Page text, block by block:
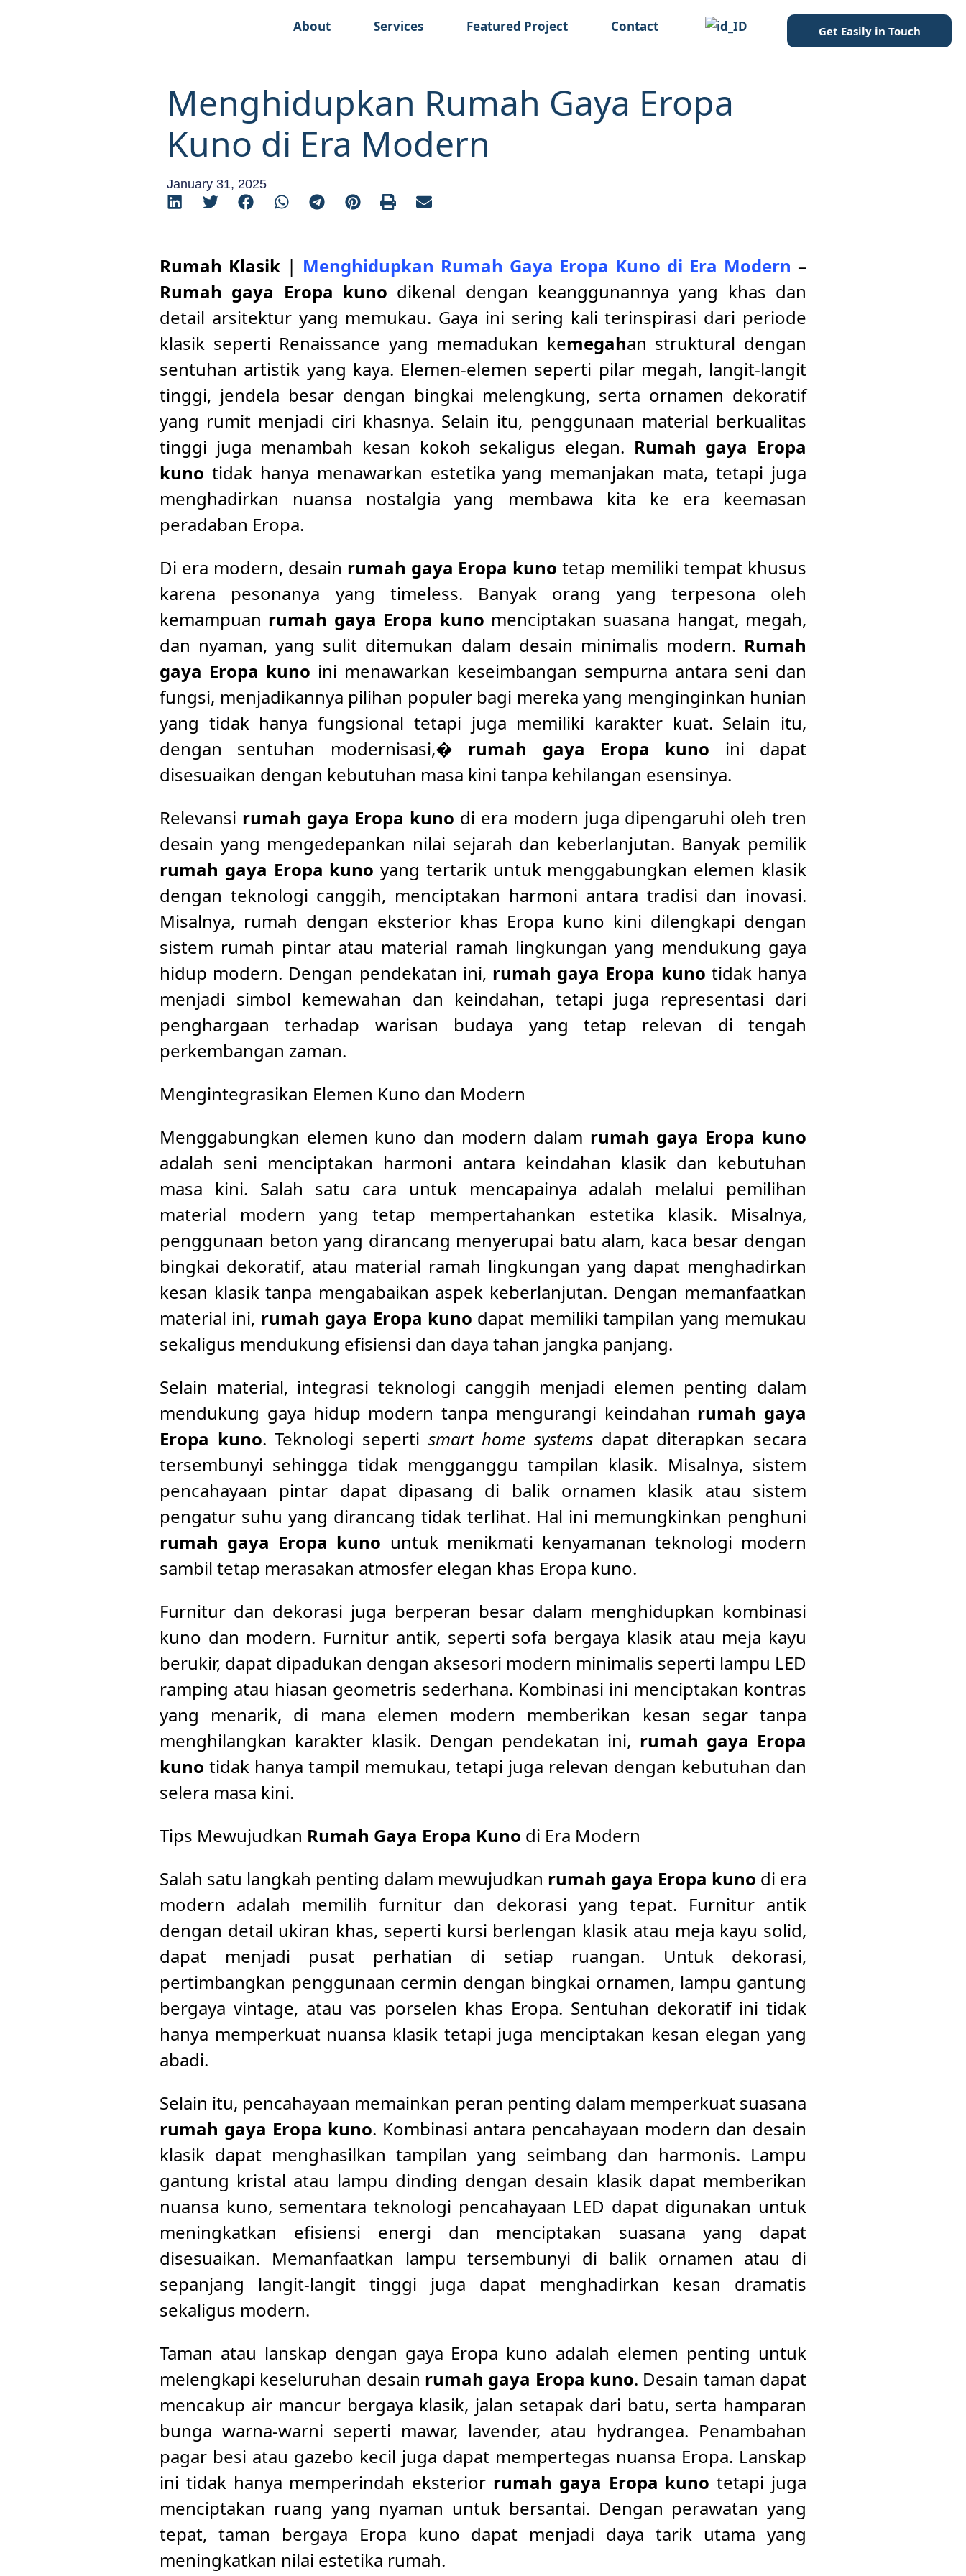
About Services Featured Project Contact Get Easily in Touch
Menghidupkan Rumah Gaya Eropa
Kuno di Era Modern
January 31, 2025
Rumah Klasik | Menghidupkan Rumah Gaya Eropa Kuno di Era Modern –
Rumah gaya Eropa kuno dikenal dengan keanggunannya yang khas dan
detail arsitektur yang memukau. Gaya ini sering kali terinspirasi dari periode
klasik seperti Renaissance yang memadukan kemegahan struktural dengan
sentuhan artistik yang kaya. Elemen-elemen seperti pilar megah, langit-langit
tinggi, jendela besar dengan bingkai melengkung, serta ornamen dekoratif
yang rumit menjadi ciri khasnya. Selain itu, penggunaan material berkualitas
tinggi juga menambah kesan kokoh sekaligus elegan. Rumah gaya Eropa
kuno tidak hanya menawarkan estetika yang memanjakan mata, tetapi juga
menghadirkan nuansa nostalgia yang membawa kita ke era keemasan
peradaban Eropa.
Di era modern, desain rumah gaya Eropa kuno tetap memiliki tempat khusus
karena pesonanya yang timeless. Banyak orang yang terpesona oleh
kemampuan rumah gaya Eropa kuno menciptakan suasana hangat, megah,
dan nyaman, yang sulit ditemukan dalam desain minimalis modern. Rumah
gaya Eropa kuno ini menawarkan keseimbangan sempurna antara seni dan
fungsi, menjadikannya pilihan populer bagi mereka yang menginginkan hunian
yang tidak hanya fungsional tetapi juga memiliki karakter kuat. Selain itu,
dengan sentuhan modernisasi,� rumah gaya Eropa kuno ini dapat
disesuaikan dengan kebutuhan masa kini tanpa kehilangan esensinya.
Relevansi rumah gaya Eropa kuno di era modern juga dipengaruhi oleh tren
desain yang mengedepankan nilai sejarah dan keberlanjutan. Banyak pemilik
rumah gaya Eropa kunoyang tertarik untuk menggabungkan elemen klasik
dengan teknologi canggih, menciptakan harmoni antara tradisi dan inovasi.
Misalnya, rumah dengan eksterior khas Eropa kuno kini dilengkapi dengan
sistem rumah pintar atau material ramah lingkungan yang mendukung gaya
hidup modern. Dengan pendekatan ini, rumah gaya Eropa kuno tidak hanya
menjadi simbol kemewahan dan keindahan, tetapi juga representasi dari
penghargaan terhadap warisan budaya yang tetap relevan di tengah
perkembangan zaman.
Mengintegrasikan Elemen Kuno dan Modern
Menggabungkan elemen kuno dan modern dalam rumah gaya Eropa kuno
adalah seni menciptakan harmoni antara keindahan klasik dan kebutuhan
masa kini. Salah satu cara untuk mencapainya adalah melalui pemilihan
material modern yang tetap mempertahankan estetika klasik. Misalnya,
penggunaan beton yang dirancang menyerupai batu alam, kaca besar dengan
bingkai dekoratif, atau material ramah lingkungan yang dapat menghadirkan
kesan klasik tanpa mengabaikan aspek keberlanjutan. Dengan memanfaatkan
material ini, rumah gaya Eropa kuno dapat memiliki tampilan yang memukau
sekaligus mendukung efisiensi dan daya tahan jangka panjang.
Selain material, integrasi teknologi canggih menjadi elemen penting dalam
mendukung gaya hidup modern tanpa mengurangi keindahan rumah gaya
Eropa kuno. Teknologi seperti smart home systems dapat diterapkan secara
tersembunyi sehingga tidak mengganggu tampilan klasik. Misalnya, sistem
pencahayaan pintar dapat dipasang di balik ornamen klasik atau sistem
pengatur suhu yang dirancang tidak terlihat. Hal ini memungkinkan penghuni
rumah gaya Eropa kuno untuk menikmati kenyamanan teknologi modern
sambil tetap merasakan atmosfer elegan khas Eropa kuno.
Furnitur dan dekorasi juga berperan besar dalam menghidupkan kombinasi
kuno dan modern. Furnitur antik, seperti sofa bergaya klasik atau meja kayu
berukir, dapat dipadukan dengan aksesori modern minimalis seperti lampu LED
ramping atau hiasan geometris sederhana. Kombinasi ini menciptakan kontras
yang menarik, di mana elemen modern memberikan kesan segar tanpa
menghilangkan karakter klasik. Dengan pendekatan ini, rumah gaya Eropa
kuno tidak hanya tampil memukau, tetapi juga relevan dengan kebutuhan dan
selera masa kini.
Tips Mewujudkan Rumah Gaya Eropa Kuno di Era Modern
Salah satu langkah penting dalam mewujudkan rumah gaya Eropa kuno di era
modern adalah memilih furnitur dan dekorasi yang tepat. Furnitur antik
dengan detail ukiran khas, seperti kursi berlengan klasik atau meja kayu solid,
dapat menjadi pusat perhatian di setiap ruangan. Untuk dekorasi,
pertimbangkan penggunaan cermin dengan bingkai ornamen, lampu gantung
bergaya vintage, atau vas porselen khas Eropa. Sentuhan dekoratif ini tidak
hanya memperkuat nuansa klasik tetapi juga menciptakan kesan elegan yang
abadi.
Selain itu, pencahayaan memainkan peran penting dalam memperkuat suasana
rumah gaya Eropa kuno. Kombinasi antara pencahayaan modern dan desain
klasik dapat menghasilkan tampilan yang seimbang dan harmonis. Lampu
gantung kristal atau lampu dinding dengan desain klasik dapat memberikan
nuansa kuno, sementara teknologi pencahayaan LED dapat digunakan untuk
meningkatkan efisiensi energi dan menciptakan suasana yang dapat
disesuaikan. Memanfaatkan lampu tersembunyi di balik ornamen atau di
sepanjang langit-langit tinggi juga dapat menghadirkan kesan dramatis
sekaligus modern.
Taman atau lanskap dengan gaya Eropa kuno adalah elemen penting untuk
melengkapi keseluruhan desain rumah gaya Eropa kuno. Desain taman dapat
mencakup air mancur bergaya klasik, jalan setapak dari batu, serta hamparan
bunga warna-warni seperti mawar, lavender, atau hydrangea. Penambahan
pagar besi atau gazebo kecil juga dapat mempertegas nuansa Eropa. Lanskap
ini tidak hanya memperindah eksterior rumah gaya Eropa kunotetapi juga
menciptakan ruang yang nyaman untuk bersantai. Dengan perawatan yang
tepat, taman bergaya Eropa kuno dapat menjadi daya tarik utama yang
meningkatkan nilai estetika rumah.